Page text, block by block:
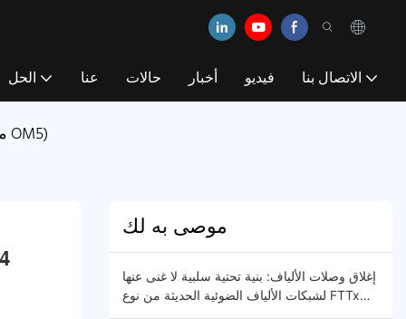
الحل عنا حالات أخبار فيديو الاتصال بنا
فهم الألياف المتعددة: الأنواع والخصائص والاختلافات (OM1 مقابل OM2 مقابل OM3 مقابل OM4 مقابل OM5)
موصى به لك
إغلاق وصلات الألياف: بنية تحتية سلبية لا غنى عنها
لشبكات الألياف الضوئية الحديثة من نوع FTTx